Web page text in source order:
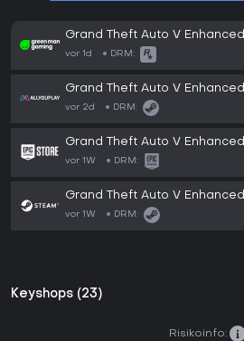
Grand Theft Auto V Enhanced
vor 1d DRM:
Grand Theft Auto V Enhanced
vor 2d DRM:
Grand Theft Auto V Enhanced
vor 1W DRM:
Grand Theft Auto V Enhanced
vor 1W DRM:
Keyshops (23)
Risikoinfo: